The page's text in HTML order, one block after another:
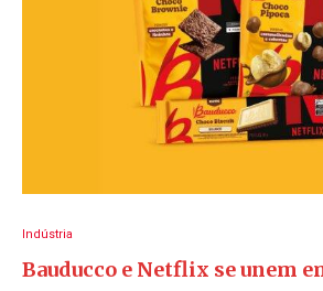
Indústria
Bauducco e Netflix se unem